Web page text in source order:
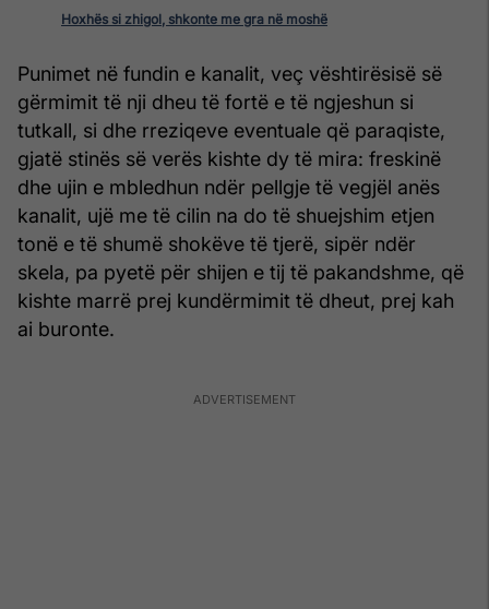
Hoxhës si zhigol, shkonte me gra në moshë
Punimet në fundin e kanalit, veç vështirësisë së
gërmimit të nji dheu të fortë e të ngjeshun si
tutkall, si dhe rreziqeve eventuale që paraqiste,
gjatë stinës së verës kishte dy të mira: freskinë
dhe ujin e mbledhun ndër pellgje të vegjël anës
kanalit, ujë me të cilin na do të shuejshim etjen
tonë e të shumë shokëve të tjerë, sipër ndër
skela, pa pyetë për shijen e tij të pakandshme, që
kishte marrë prej kundërmimit të dheut, prej kah
ai buronte.